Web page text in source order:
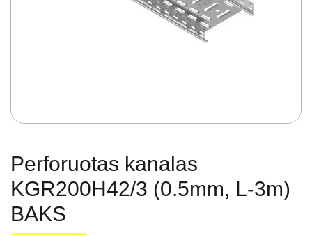
Perforuotas kanalas
KGR200H42/3 (0.5mm, L-3m)
BAKS